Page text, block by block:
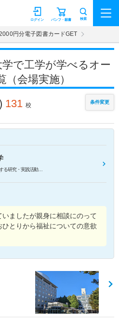
パンフ・願書
ログイン 検索
円分電子図書カードGET
で工学が学べるオー
会場実施）
131 校 条件変更
教授陣による講義を受けてみましょう！
ましたが親身に相談にのって
ひとりから福祉についての意欲